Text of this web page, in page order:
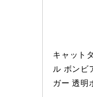
キャット
ル ボンビ
ガー 透明